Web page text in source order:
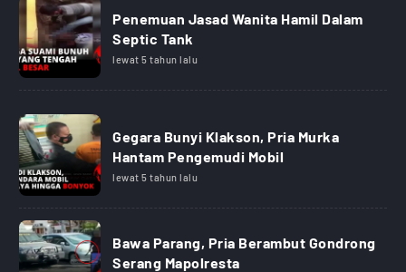
Penemuan Jasad Wanita Hamil Dalam
Septic Tank
lewat 5 tahun lalu
Gegara Bunyi Klakson, Pria Murka
Hantam Pengemudi Mobil
lewat 5 tahun lalu
Bawa Parang, Pria Berambut Gondrong
Serang Mapolresta